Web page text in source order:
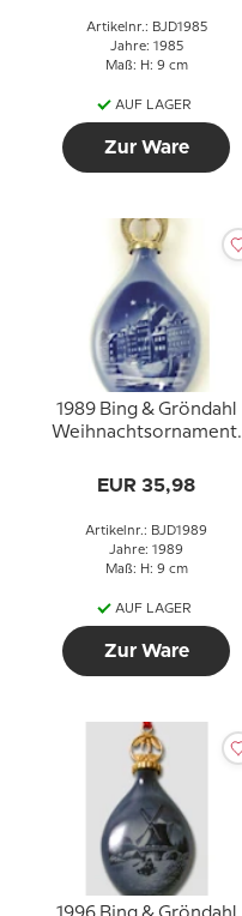
Artikelnr.: BJD1985
Jahre: 1985
Maß: H: 9 cm
AUF LAGER
Zur Ware
1989 Bing & Gröndahl
Weihnachtsornament,
EUR 35,98
Artikelnr.: BJD1989
Jahre: 1989
Maß: H: 9 cm
AUF LAGER
Zur Ware